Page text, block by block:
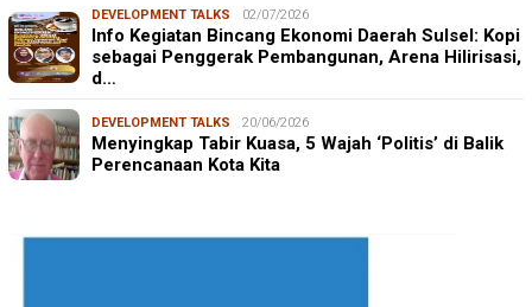
DEVELOPMENT TALKS 02/07/2026
Info Kegiatan Bincang Ekonomi Daerah Sulsel: Kopi
sebagai Penggerak Pembangunan, Arena Hilirisasi,
d…
DEVELOPMENT TALKS 20/06/2026
Menyingkap Tabir Kuasa, 5 Wajah ‘Politis’ di Balik
Perencanaan Kota Kita